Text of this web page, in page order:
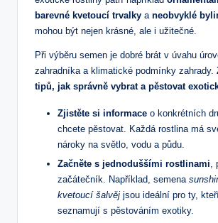
barevné kvetoucí trvalky a neobvyklé
mohou být nejen krásné, ale⁢ i užitečné.
Při výběru semen je dobré brát v úvahu
zahradníka a klimatické podmínky zahrady.
tipů, jak správně vybrat a pěstovat
Zjistěte si informace o konkrétních
chcete pěstovat. Každá rostlina má
nároky na světlo, vodu‍ a půdu.
Začněte s ‌jednoduššími rostlinami
začátečník.⁣ Například, semena⁣
kvetoucí šalvěj jsou ideální pro ty,
seznamují s pěstováním exotiky.